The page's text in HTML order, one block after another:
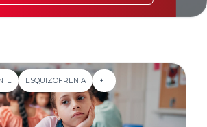
ESQUIZOFRENIA + 1